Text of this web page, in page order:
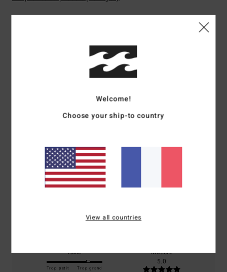
Note moyenne
basé sur1 avis vérifiés
100% de nos clients recommandent ce produit
Taille
Trop petit Trop grand
Matière
5.0
Welcome!
Choose your ship-to country
View all countries